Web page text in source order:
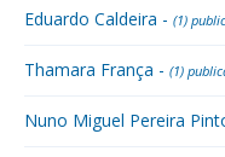
Eduardo Caldeira - (1)
Thamara França - (1)
Nuno Miguel Pereira